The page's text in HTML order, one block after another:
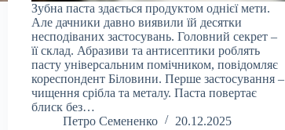
Зубна паста здається продуктом однієї мети.
Але дачники давно виявили їй десятки
несподіваних застосувань. Головний секрет –
її склад. Абразиви та антисептики роблять
пасту універсальним помічником, повідомляє
кореспондент Біловини. Перше застосування –
чищення срібла та металу. Паста повертає
блиск без…
Петро Семененко
20.12.2025